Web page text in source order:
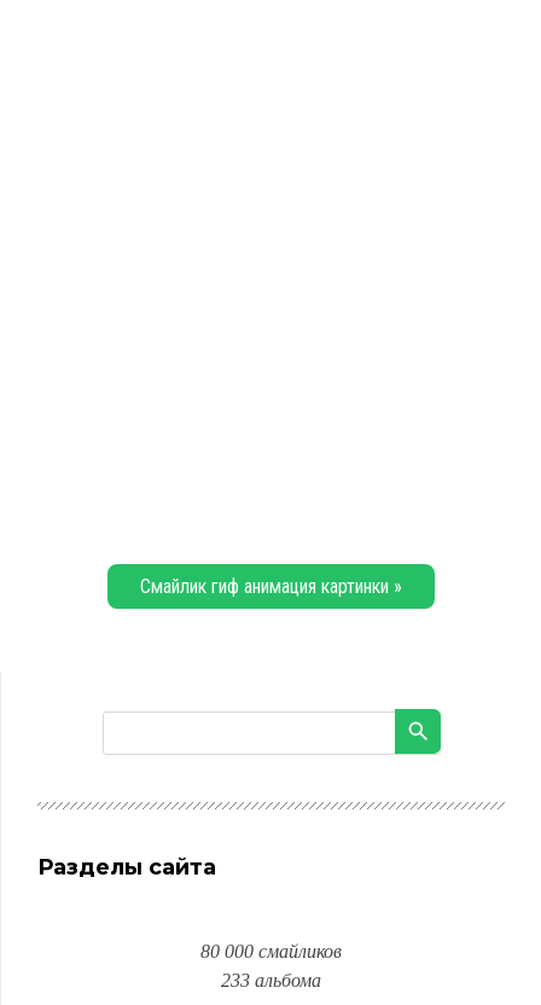
Смайлик гиф анимация картинки »
Разделы сайта
80 000 смайликов
233 альбома